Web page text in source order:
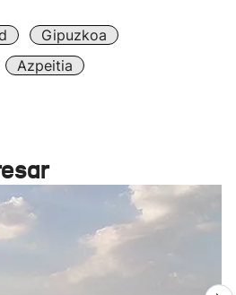
Gipuzkoa
Azpeitia